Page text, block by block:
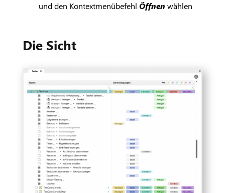
und den Kontextmenübefehl Öffnen wählen
Die Sicht